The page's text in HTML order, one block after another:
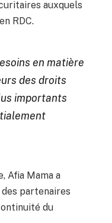
auxquels
RDC.
en matière
des droits
importants
Afia Mama a
partenaires
du